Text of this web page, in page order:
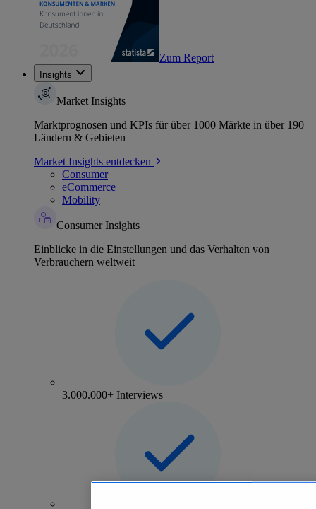
Zum Report
Insights
Market Insights
Marktprognosen und KPIs für über 1000 Märkte in über 190
Ländern & Gebieten
Market Insights entdecken
Consumer
eCommerce
Mobility
Consumer Insights
Einblicke in die Einstellungen und das Verhalten von
Verbrauchern weltweit
3.000.000+ Interviews